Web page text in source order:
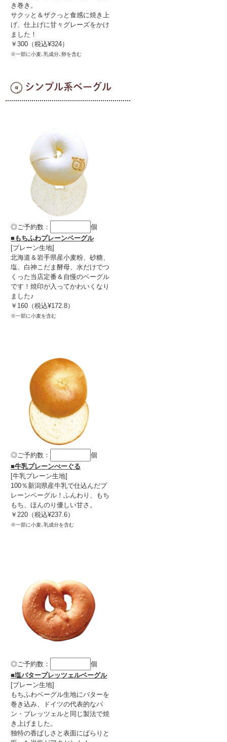
き巻き。
サクッと＆ザクっと食感に焼き上
げ、仕上げに甘々グレーズをかけ
ました！
￥300（税込¥324）
※一部に小麦､乳成分､卵を含む
シンプル系ベーグル
◎ご予約数：
個
■もちふわプレーンベーグル
[プレーン生地]
北海道＆岩手県産小麦粉、砂糖、
塩、白神こだま酵母、水だけでつ
くった当店定番＆自慢のベーグル
です！焼印が入ってかわいくなり
ました♪
￥160（税込¥172.8）
※一部に小麦を含む
◎ご予約数：
個
■牛乳プレーンべーぐる
[牛乳プレーン生地]
100％新潟県産牛乳で仕込んだプ
レーンベーグル！ふんわり、もち
もち、ほんのり優しい甘さ。
￥220（税込¥237.6）
※一部に小麦､乳成分を含む
◎ご予約数：
個
■塩バタープレッツェルベーグル
[プレーン生地]
もちふわベーグル生地にバターを
巻き込み、ドイツの代表的なパ
ン・プレッツェルと同じ製法で焼
き上げました。
独特の香ばしさと表面にぱらりと